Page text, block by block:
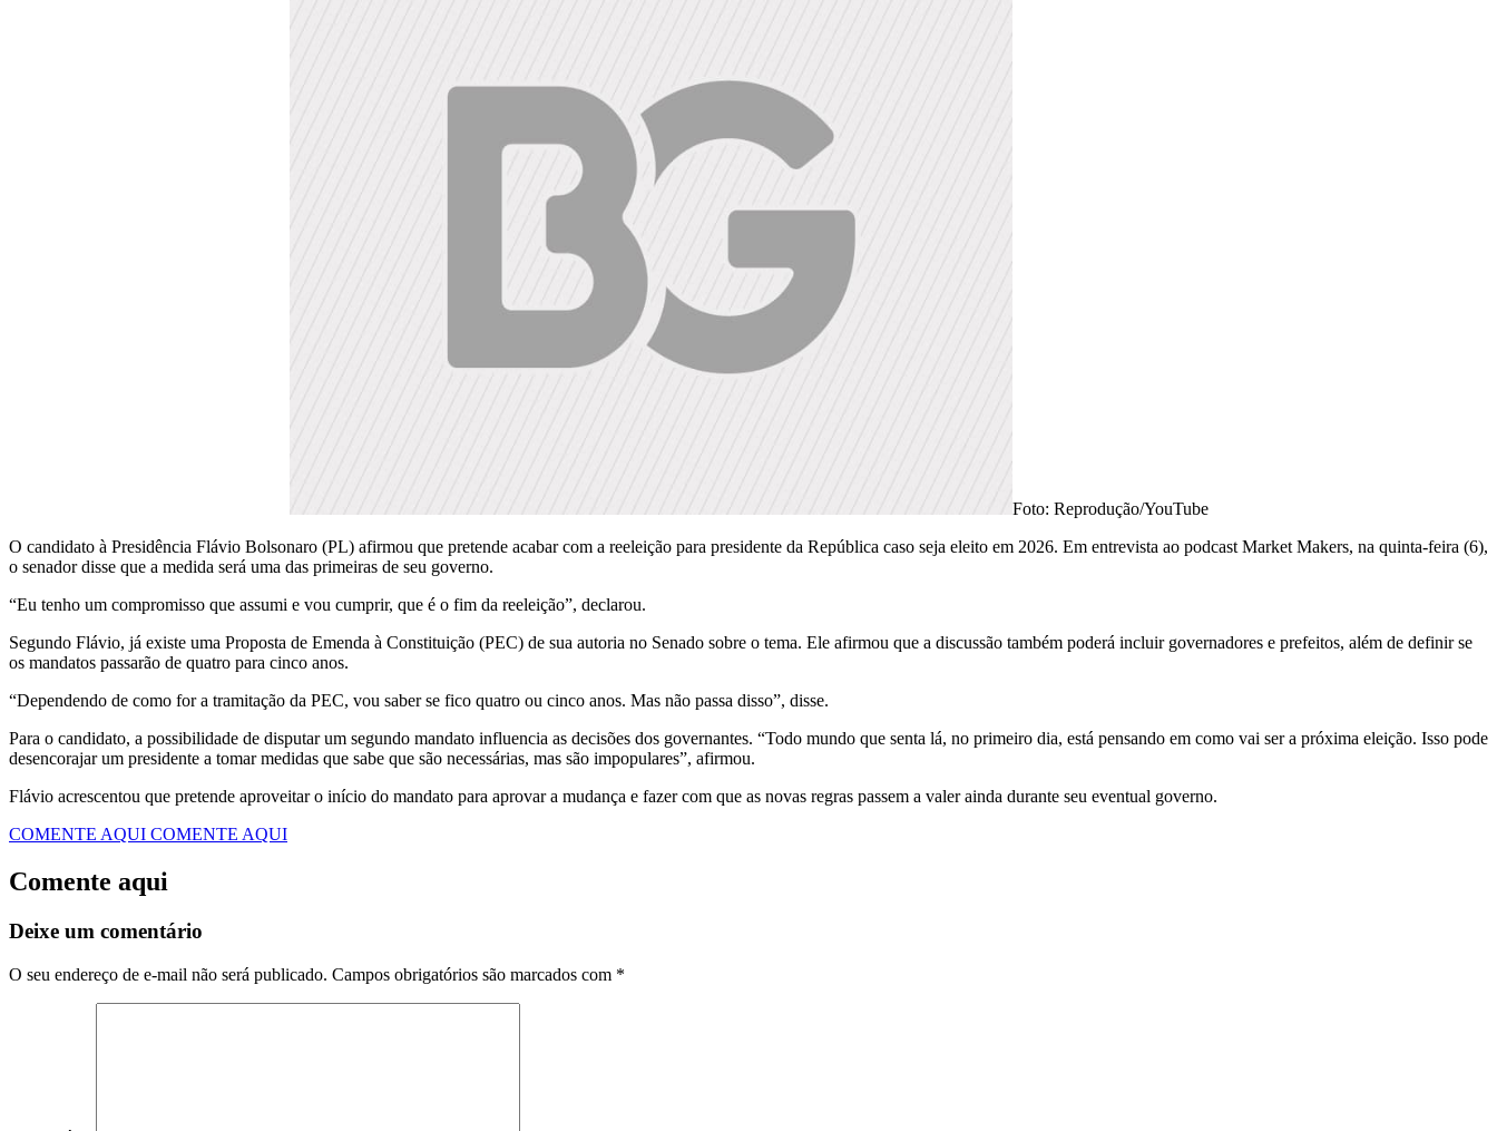
Foto: Reprodução/YouTube
O candidato à Presidência Flávio Bolsonaro (PL) afirmou que pretende acabar com a reeleição para presidente da República caso seja eleito em 2026. Em entrevista ao podcast Market Makers, na quinta-feira (6),
o senador disse que a medida será uma das primeiras de seu governo.
“Eu tenho um compromisso que assumi e vou cumprir, que é o fim da reeleição”, declarou.
Segundo Flávio, já existe uma Proposta de Emenda à Constituição (PEC) de sua autoria no Senado sobre o tema. Ele afirmou que a discussão também poderá incluir governadores e prefeitos, além de definir se
os mandatos passarão de quatro para cinco anos.
“Dependendo de como for a tramitação da PEC, vou saber se fico quatro ou cinco anos. Mas não passa disso”, disse.
Para o candidato, a possibilidade de disputar um segundo mandato influencia as decisões dos governantes. “Todo mundo que senta lá, no primeiro dia, está pensando em como vai ser a próxima eleição. Isso pode
desencorajar um presidente a tomar medidas que sabe que são necessárias, mas são impopulares”, afirmou.
Flávio acrescentou que pretende aproveitar o início do mandato para aprovar a mudança e fazer com que as novas regras passem a valer ainda durante seu eventual governo.
COMENTE AQUI COMENTE AQUI
Comente aqui
Deixe um comentário
O seu endereço de e-mail não será publicado. Campos obrigatórios são marcados com *